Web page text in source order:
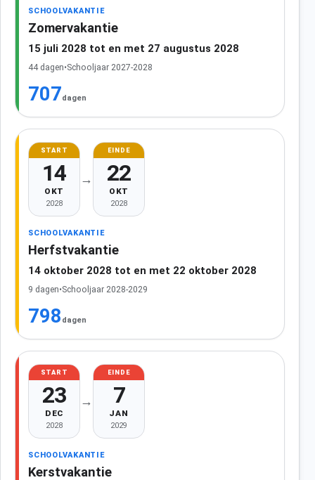
SCHOOLVAKANTIE
Zomervakantie
15 juli 2028 tot en met 27 augustus 2028
44 dagen•Schooljaar 2027-2028
707dagen
START
14
OKT
2028
→
EINDE
22
OKT
2028
SCHOOLVAKANTIE
Herfstvakantie
14 oktober 2028 tot en met 22 oktober 2028
9 dagen•Schooljaar 2028-2029
798 dagen
START
23
DEC
2028
→
EINDE
7
JAN
2029
SCHOOLVAKANTIE
Kerstvakantie